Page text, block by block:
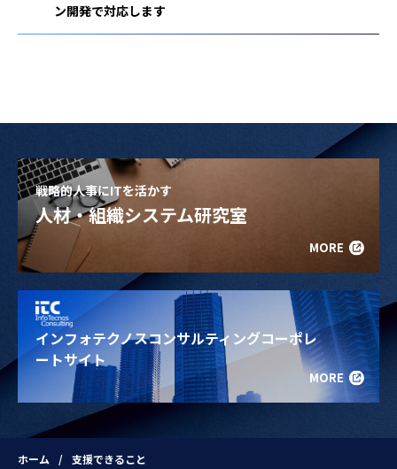
ン開発で対応します
戦略的人事にITを活かす
人材・組織システム研究室
MORE
インフォテクノスコンサルティングコーポレ
ートサイト
MORE
ホーム 支援できること